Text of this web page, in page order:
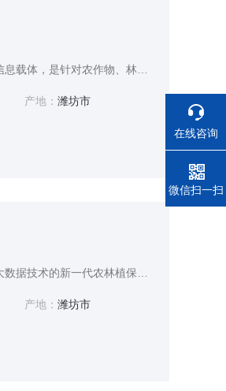
产地：潍坊市
产地：潍坊市
在线咨询
电话
微信扫一扫